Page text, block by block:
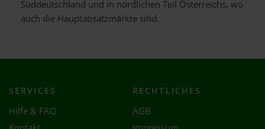
Süddeutschland und in nördlichen Teil Österreichs, wo
auch die Hauptabsatzmärkte sind.
SERVICES
Hilfe & FAQ
RECHTLICHES
AGB